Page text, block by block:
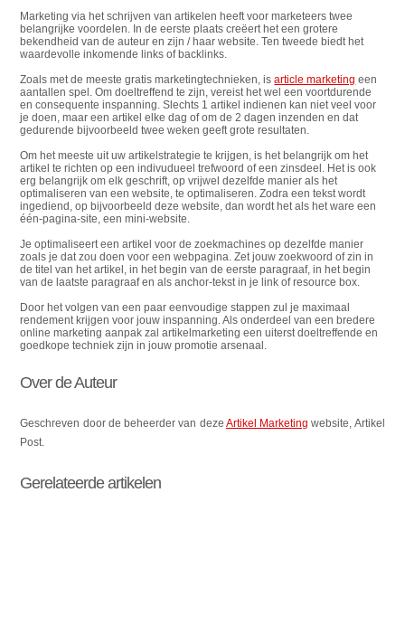
Marketing via het schrijven van artikelen heeft voor marketeers twee
belangrijke voordelen. In de eerste plaats creëert het een grotere
bekendheid van de auteur en zijn / haar website. Ten tweede biedt het
waardevolle inkomende links of backlinks.
Zoals met de meeste gratis marketingtechnieken, isarticle marketing een
aantallen spel. Om doeltreffend te zijn, vereist het wel een voortdurende
en consequente inspanning. Slechts 1 artikel indienen kan niet veel voor
je doen, maar een artikel elke dag of om de 2 dagen inzenden en dat
gedurende bijvoorbeeld twee weken geeft grote resultaten.
Om het meeste uit uw artikelstrategie te krijgen, is het belangrijk om het
artikel te richten op een indivudueel trefwoord of een zinsdeel. Het is ook
erg belangrijk om elk geschrift, op vrijwel dezelfde manier als het
optimaliseren van een website, te optimaliseren. Zodra een tekst wordt
ingediend, op bijvoorbeeld deze website, dan wordt het als het ware een
één-pagina-site, een mini-website.
Je optimaliseert een artikel voor de zoekmachines op dezelfde manier
zoals je dat zou doen voor een webpagina. Zet jouw zoekwoord of zin in
de titel van het artikel, in het begin van de eerste paragraaf, in het begin
van de laatste paragraaf en als anchor-tekst in je link of resource box.
Door het volgen van een paar eenvoudige stappen zul je maximaal
rendement krijgen voor jouw inspanning.Als onderdeel van een bredere
online marketing aanpak zal artikelmarketing een uiterst doeltreffende en
goedkope techniek zijn in jouw promotie arsenaal.
Over de Auteur
Geschreven door de beheerder van deze Artikel Marketing website, Artikel
Post.
Gerelateerde artikelen